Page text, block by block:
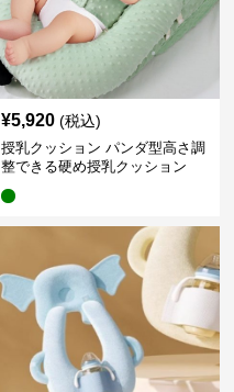
¥5,920 (税込)
授乳クッション パンダ型高さ調
整できる硬め授乳クッション